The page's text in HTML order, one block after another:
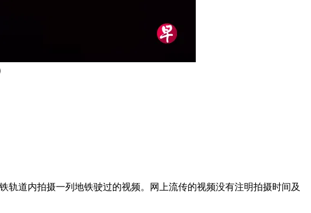
轨道内拍摄一列地铁驶过的视频。网上流传的视频没有注明拍摄时间及